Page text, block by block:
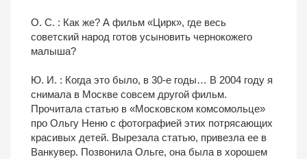
О. С. : Как же? А фильм «Цирк», где весь
советский народ готов усыновить чернокожего
малыша?
Ю. И. : Когда это было, в 30-е годы… В 2004 году я
снимала в Москве совсем другой фильм.
Прочитала статью в «Московском комсомольце»
про Ольгу Неню с фотографией этих потрясающих
красивых детей. Вырезала статью, привезла ее в
Ванкувер. Позвонила Ольге, она была в хорошем